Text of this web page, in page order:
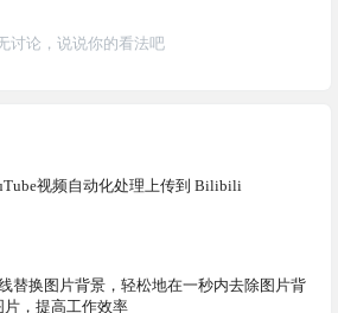
讨论，说说你的看法吧
视频自动化处理上传到 Bilibili
替换图片背景，轻松地在一秒内去除图片背
，提高工作效率